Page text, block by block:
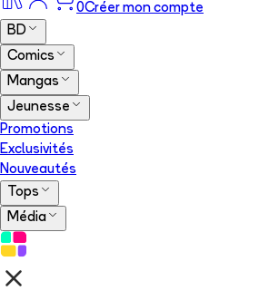
0Créer mon compte
BD
Comics
Mangas
Jeunesse
Promotions
Exclusivités
Nouveautés
Tops
Média